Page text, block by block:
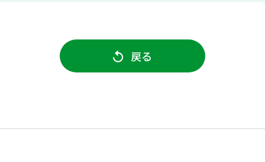
戻る